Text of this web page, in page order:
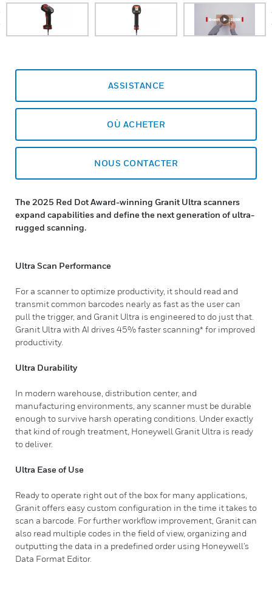
ASSISTANCE
OÙ ACHETER
NOUS CONTACTER
The 2025 Red Dot Award-winning Granit Ultra scanners
expand capabilities and define the next generation of ultra-
rugged scanning.
Ultra Scan Performance
For a scanner to optimize productivity, it should read and
transmit common barcodes nearly as fast as the user can
pull the trigger, and Granit Ultra is engineered to do just that.
Granit Ultra with AI drives 45% faster scanning* for improved
productivity.
Ultra Durability
In modern warehouse, distribution center, and
manufacturing environments, any scanner must be durable
enough to survive harsh operating conditions. Under exactly
that kind of rough treatment, Honeywell Granit Ultra is ready
to deliver.
Ultra Ease of Use
Ready to operate right out of the box for many applications,
Granit offers easy custom configuration in the time it takes to
scan a barcode. For further workflow improvement, Granit can
also read multiple codes in the field of view, organizing and
outputting the data in a predefined order using Honeywell’s
Data Format Editor.